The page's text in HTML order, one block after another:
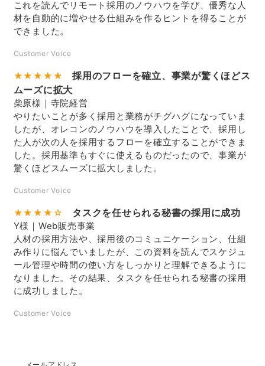
これを読んでリモート採用のノウハウを学び、優秀な人
材を自動的に増やせる仕組みを作るヒントを得ることが
できました。
Customer Voice
★★★★★
採用のフローを確立、事業が驚くほどス
ムーズに拡大
柴原様｜寺院経営
やりたいことが多く採用と業務がチグハグになっていま
したが、オレコンのノウハウを導入したことで、採用し
た人が次の人を採用するフローを確立することができま
した。採用基準もすぐに使えるものだったので、事業が
驚くほどスムーズに拡大しました。
Customer Voice
★★★★☆ タスクを任せられる秘書の採用に成功
Y様｜Web販売事業
人材の採用方法や、採用後のコミュニケーション、仕組
み作りに悩んでいましたが、この資料を読んでスケジュ
ール管理や時間の使い方をしっかりと理解できるように
なりました。その結果、タスクを任せられる秘書の採用
に成功しました。
Customer Voice